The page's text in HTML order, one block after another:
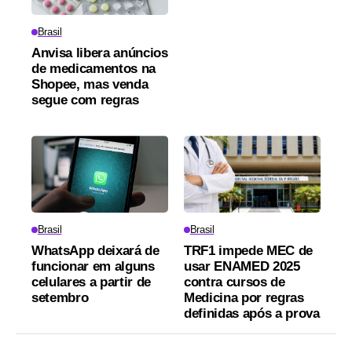
Brasil
Anvisa libera anúncios
de medicamentos na
Shopee, mas venda
segue com regras
Brasil
WhatsApp deixará de
funcionar em alguns
celulares a partir de
setembro
Brasil
TRF1 impede MEC de
usar ENAMED 2025
contra cursos de
Medicina por regras
definidas após a prova